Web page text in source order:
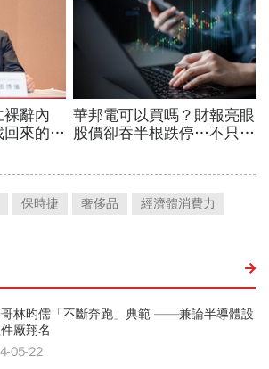
保時捷 奢侈品 經濟體消費力
林昀儒「不斷奔跑」典範 ——兼論半導體設
廠翔名
05-22